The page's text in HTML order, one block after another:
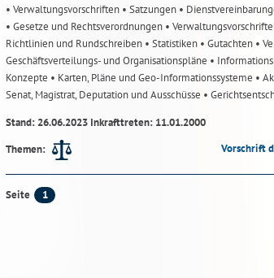
• Verwaltungsvorschriften • Satzungen •
• Gesetze und Rechtsverordnungen •
Richtlinien und Rundschreiben • Statistiken • Gutachten •
Geschäftsverteilungs- und Organisationspläne •
Konzepte • Karten, Pläne und Geo-Informationssysteme •
Senat, Magistrat, Deputation und Ausschüsse •
Stand: 26.06.2023 Inkrafttreten: 11.01.2000
Themen:
Vorschrift
Seite 1